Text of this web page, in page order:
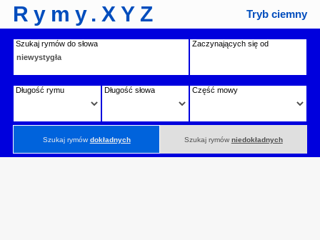
Rymy.XYZ Tryb ciemny
Szukaj rymów do słowa Zaczynających się od
Długość rymu Długość słowa Część mowy
Szukaj rymówdokładnych Szukaj rymów niedokładnych